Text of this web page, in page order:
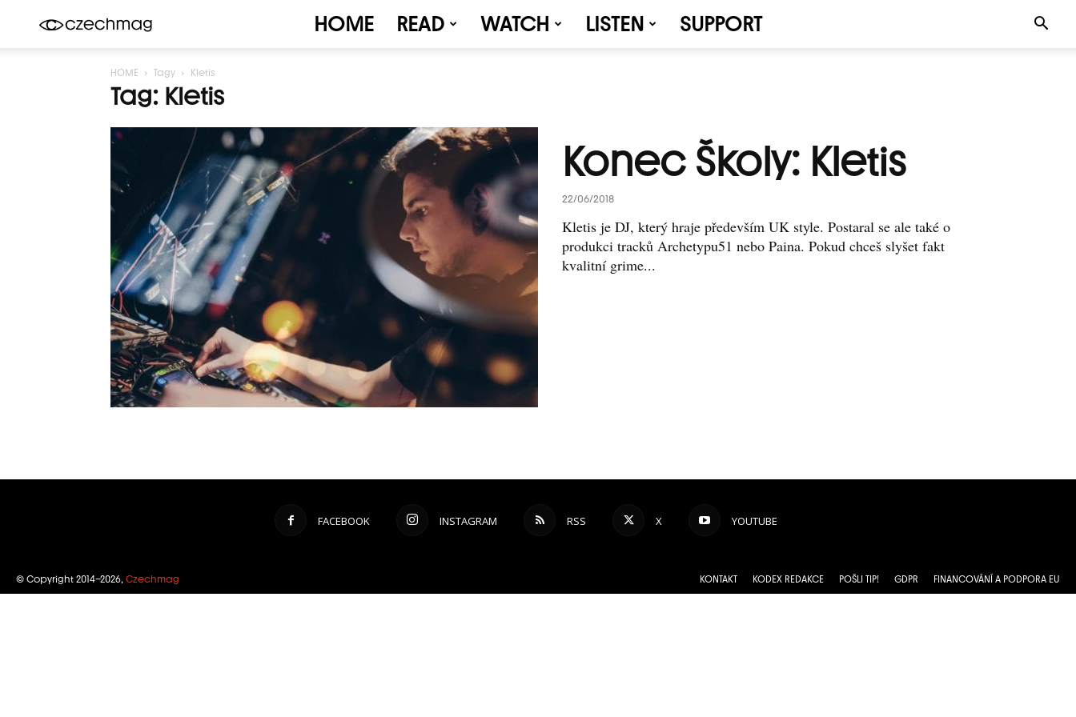
HOME READ WATCH LISTEN SUPPORT
HOME Tagy Kletis
Tag: Kletis
Konec Školy: Kletis
22/06/2018
Kletis je DJ, který hraje především UK style. Postaral se ale také o
produkci tracků Archetypu51 nebo Paina. Pokud chceš slyšet fakt
kvalitní grime...
FACEBOOK INSTAGRAM RSS X YOUTUBE
KONTAKT KODEX REDAKCE POŠLI TIP! GDPR FINANCOVÁNÍ A PODPORA EU
© Copyright 2014–2026, Czechmag